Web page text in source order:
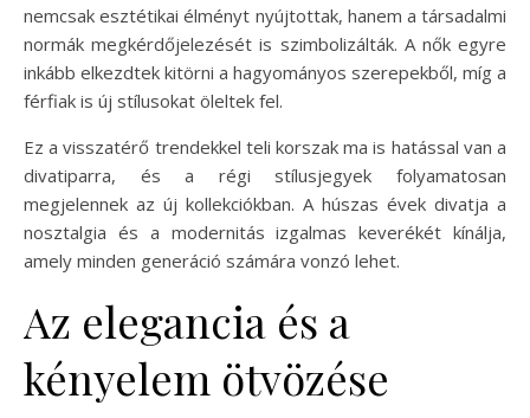
nemcsak esztétikai élményt nyújtottak, hanem a társadalmi
normák megkérdőjelezését is szimbolizálták. A nők egyre
inkább elkezdtek kitörni a hagyományos szerepekből, míg a
férfiak is új stílusokat öleltek fel.
Ez a visszatérő trendekkel teli korszak ma is hatással van a
divatiparra, és a régi stílusjegyek folyamatosan
megjelennek az új kollekciókban. A húszas évek divatja a
nosztalgia és a modernitás izgalmas keverékét kínálja,
amely minden generáció számára vonzó lehet.
Az elegancia és a
kényelem ötvözése